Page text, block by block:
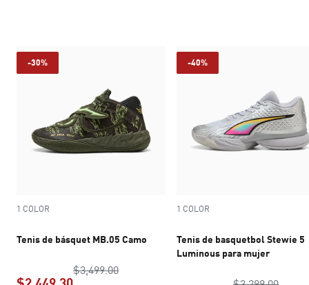
-30%
1 COLOR
Tenis de básquet MB.05 Camo
$3,499.00precio original $3,499.00
-40%
1 COLOR
Tenis de basquetbol Stewie 5
Luminous para mujer